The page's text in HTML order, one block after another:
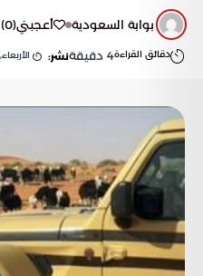
بوابة السعودية أعجبني(
0
)
دقائق القراءة4 دقيقةنشر: الأربعاء, 03 يونيو